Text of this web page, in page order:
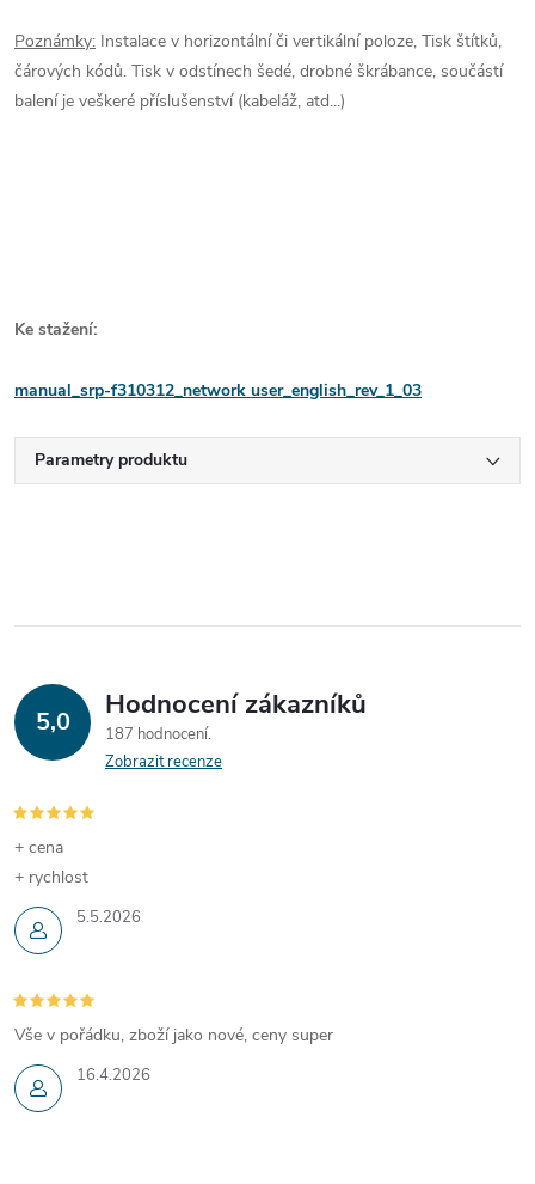
Poznámky: Instalace v horizontální či vertikální poloze, Tisk štítků,
čárových kódů. Tisk v odstínech šedé, drobné škrábance, součástí
balení je veškeré příslušenství (kabeláž, atd...)
Ke stažení:
manual_srp-f310312_network user_english_rev_1_03
Parametry produktu
5,0 Hodnocení zákazníků
187 hodnocení
Zobrazit recenze
5.5.2026
+ cena
+ rychlost
16.4.2026
Vše v pořádku, zboží jako nové, ceny super